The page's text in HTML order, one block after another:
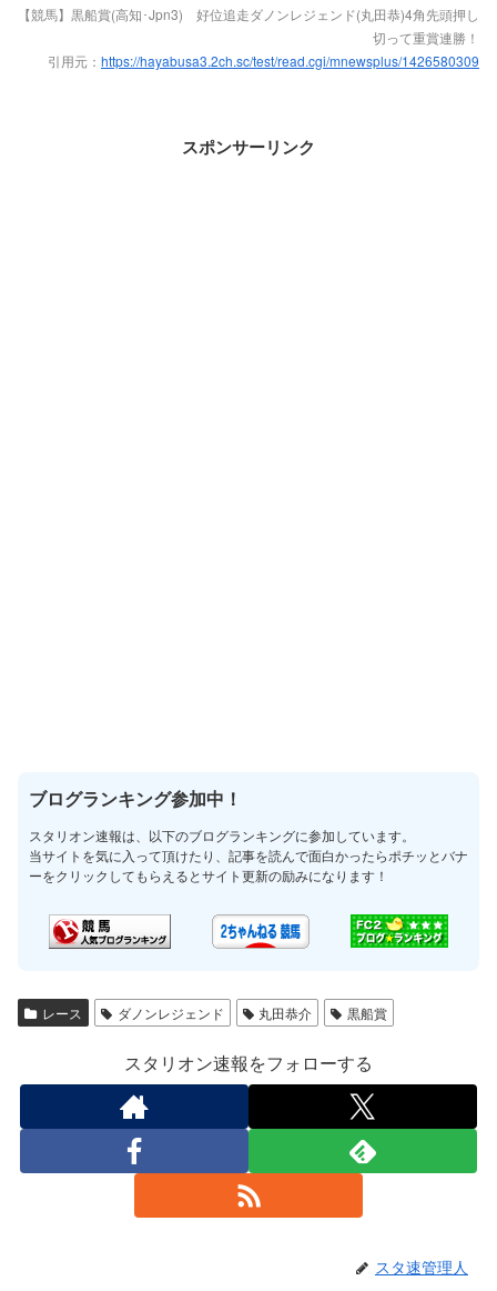
【競馬】黒船賞(高知･Jpn3) 好位追走ダノンレジェンド(丸田恭)4角先頭押し
切って重賞連勝！
引用元： https://hayabusa3.2ch.sc/test/read.cgi/mnewsplus/1426580309
スポンサーリンク
ブログランキング参加中！
スタリオン速報は、以下のブログランキングに参加しています。
当サイトを気に入って頂けたり、記事を読んで面白かったらポチッとバナ
ーをクリックしてもらえるとサイト更新の励みになります！
レース ダノンレジェンド 丸田恭介 黒船賞
スタリオン速報をフォローする
スタ速管理人